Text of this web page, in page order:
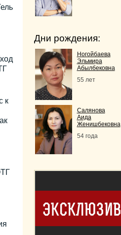
к
Дни рождения:
Ногойбаева
Эльмира
Абылбековна
55 лет
Салянова
Аида
Женишбековна
54 года